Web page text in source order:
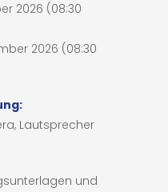
2026 (08:30
2026 (08:30
Lautsprecher
und